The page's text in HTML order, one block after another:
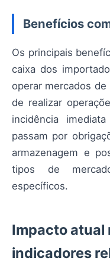
Benefícios
Os principais
caixa dos
operar mercados
de realizar
incidência
passam por
armazenagem e
tipos de
específicos.
Impacto atual
indicadores